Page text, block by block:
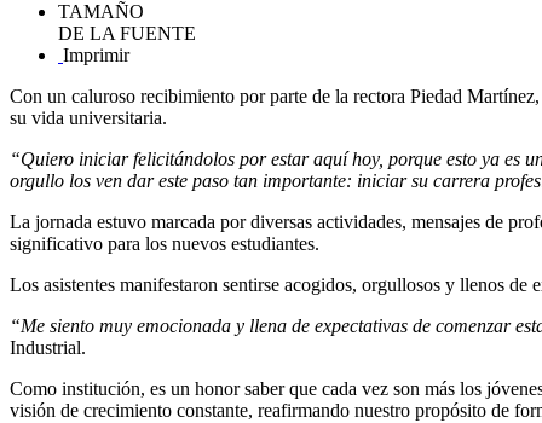
TAMAÑO
DE LA FUENTE
Imprimir
Con un caluroso recibimiento por parte de la rectora Piedad
su vida universitaria.
“Quiero iniciar felicitándolos por estar aquí hoy, porque esto ya es
orgullo los ven dar este paso tan importante: iniciar su carrera
La jornada estuvo marcada por diversas actividades, mensajes de
significativo para los nuevos estudiantes.
Los asistentes manifestaron sentirse acogidos, orgullosos y llenos de
“Me siento muy emocionada y llena de expectativas de comenzar
Industrial.
Como institución, es un honor saber que cada vez son más los
visión de crecimiento constante, reafirmando nuestro propósito de